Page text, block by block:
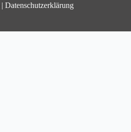
| Datenschutzerklärung